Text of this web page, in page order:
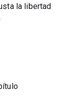
la libertad